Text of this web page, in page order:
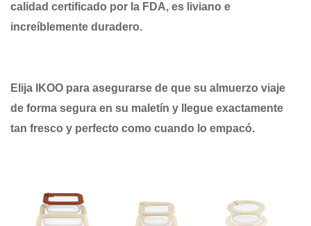
calidad certificado por la FDA, es liviano e
increíblemente duradero.
Elija IKOO para asegurarse de que su almuerzo viaje
de forma segura en su maletín y llegue exactamente
tan fresco y perfecto como cuando lo empacó.